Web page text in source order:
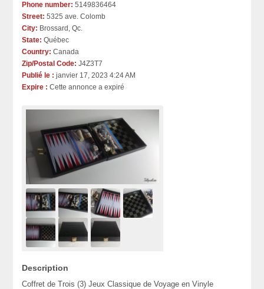
Phone number: 5149836464
Street: 5325 ave. Colomb
City: Brossard, Qc.
State: Québec
Country: Canada
Zip/Postal Code: J4Z3T7
Publié le : janvier 17, 2023 4:24 AM
Expire : Cette annonce a expiré
Description
Coffret de Trois (3) Jeux Classique de Voyage en Vinyle